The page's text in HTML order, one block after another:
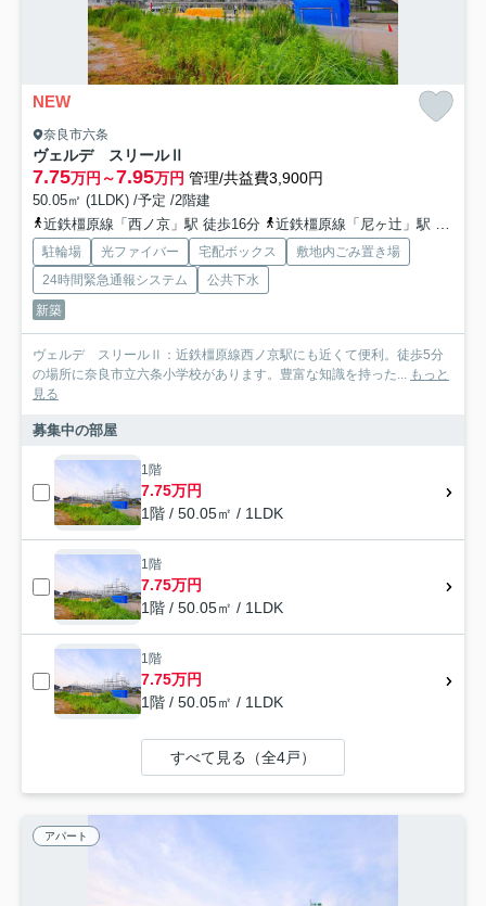
NEW
奈良市六条
ヴェルデ スリールⅡ
7.75万円～7.95万円 管理/共益費3,900円
50.05㎡ (1LDK) /予定 /2階建
近鉄橿原線「西ノ京」駅 徒歩16分
近鉄橿原線「尼ヶ辻」駅 徒歩30分
駐輪場 光ファイバー 宅配ボックス
敷地内ごみ置き場
24時間緊急通報システム
公共下水
新築
ヴェルデ スリールⅡ：近鉄橿原線西ノ京駅にも近くて便利。徒歩5分
の場所に奈良市立六条小学校があります。豊富な知識を持った... もっと
見る
募集中の部屋
1階
7.75万円
1階 / 50.05㎡ / 1LDK
1階
7.75万円
1階 / 50.05㎡ / 1LDK
1階
7.75万円
1階 / 50.05㎡ / 1LDK
すべて見る（全4戸）
アパート